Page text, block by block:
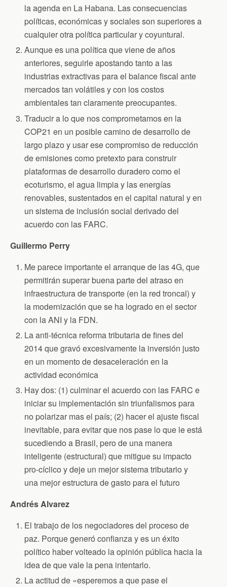
la agenda en La Habana. Las consecuencias
políticas, económicas y sociales son superiores a
cualquier otra política particular y coyuntural.
Aunque es una política que viene de años
anteriores, seguirle apostando tanto a las
industrias extractivas para el balance fiscal ante
mercados tan volátiles y con los costos
ambientales tan claramente preocupantes.
Traducir a lo que nos comprometamos en la
COP21 en un posible camino de desarrollo de
largo plazo y usar ese compromiso de reducción
de emisiones como pretexto para construir
plataformas de desarrollo duradero como el
ecoturismo, el agua limpia y las energías
renovables, sustentados en el capital natural y en
un sistema de inclusión social derivado del
acuerdo con las FARC.
Guillermo Perry
Me parece importante el arranque de las 4G, que
permitirán superar buena parte del atraso en
infraestructura de transporte (en la red troncal) y
la modernización que se ha logrado en el sector
con la ANI y la FDN.
La anti-técnica reforma tributaria de fines del
2014 que gravó excesivamente la inversión justo
en un momento de desaceleración en la
actividad económica
Hay dos: (1) culminar el acuerdo con las FARC e
iniciar su implementación sin triunfalismos para
no polarizar mas el país; (2) hacer el ajuste fiscal
inevitable, para evitar que nos pase lo que le está
sucediendo a Brasil, pero de una manera
inteligente (estructural) que mitigue su impacto
pro-cíclico y deje un mejor sistema tributario y
una mejor estructura de gasto para el futuro
Andrés Alvarez
El trabajo de los negociadores del proceso de
paz. Porque generó confianza y es un éxito
político haber volteado la opinión pública hacia la
idea de que vale la pena intentarlo.
La actitud de «esperemos a que pase el